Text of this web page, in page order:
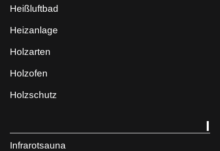
Heißluftbad
Heizanlage
Holzarten
Holzofen
Holzschutz
I
Infrarotsauna